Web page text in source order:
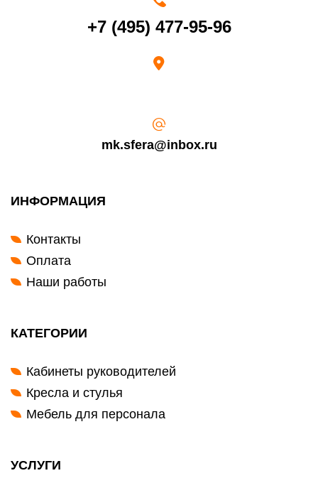
Срок возврата товара надлежащего качества составляет 30 дней с
момента получения товара.
счет в течение 5-30 рабочих дней (срок зависит от банка, который
+7 (495) 477-95-96
mk.sfera@inbox.ru
ИНФОРМАЦИЯ
Контакты
Оплата
Наши работы
КАТЕГОРИИ
Кабинеты руководителей
Кресла и стулья
Мебель для персонала
УСЛУГИ